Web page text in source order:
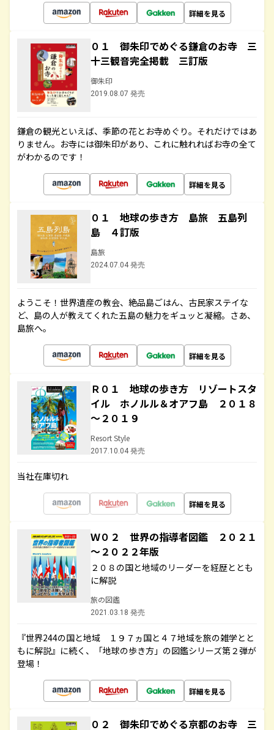
詳細を見る
０１ 御朱印でめぐる鎌倉のお寺 三
十三観音完全掲載 三訂版
御朱印
2019.08.07 発売
鎌倉の観光といえば、季節の花とお寺めぐり。それだけではあ
りません。お寺には御朱印があり、これに触れればお寺の全て
がわかるのです！
詳細を見る
０１ 地球の歩き方 島旅 五島列
島 ４訂版
島旅
2024.07.04 発売
ようこそ！世界遺産の教会、絶品島ごはん、古民家ステイな
ど、島の人が教えてくれた五島の魅力をギュッと凝縮。さあ、
島旅へ。
詳細を見る
Ｒ０１ 地球の歩き方 リゾートスタ
イル ホノルル＆オアフ島 ２０１８
～２０１９
Resort Style
2017.10.04 発売
当社在庫切れ
詳細を見る
Ｗ０２ 世界の指導者図鑑 ２０２１
～２０２２年版
２０８の国と地域のリーダーを経歴ととも
に解説
旅の図鑑
2021.03.18 発売
『世界244の国と地域 １９７ヵ国と４７地域を旅の雑学とと
もに解説』に続く、「地球の歩き方」の図鑑シリーズ第２弾が
登場！
詳細を見る
０２ 御朱印でめぐる京都のお寺 三